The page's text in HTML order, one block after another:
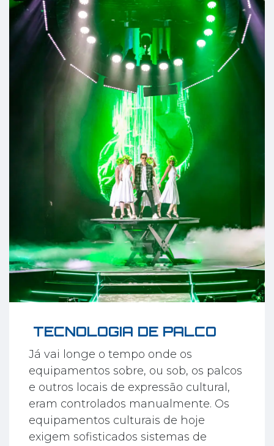
TECNOLOGIA DE PALCO
Já vai longe o tempo onde os
equipamentos sobre, ou sob, os palcos
e outros locais de expressão cultural,
eram controlados manualmente. Os
equipamentos culturais de hoje
exigem sofisticados sistemas de